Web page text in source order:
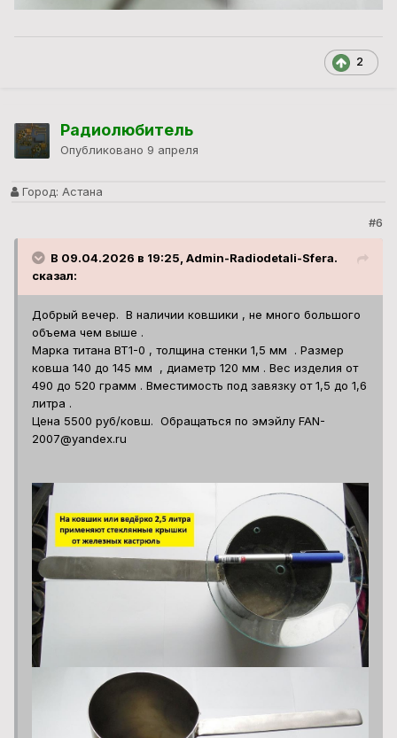
2
Радиолюбитель
Опубликовано 9 апреля
Город: Астана
#6
В 09.04.2026 в 19:25, Admin-Radiodetali-Sfera.
сказал:
Добрый вечер. В наличии ковшики , не много большого
объема чем выше .
Марка титана ВТ1-0 , толщина стенки 1,5 мм . Размер
ковша 140 до 145 мм , диаметр 120 мм . Вес изделия от
490 до 520 грамм . Вместимость под завязку от 1,5 до 1,6
литра .
Цена 5500 руб/ковш. Обращаться по эмэйлу FAN-
2007@yandex.ru